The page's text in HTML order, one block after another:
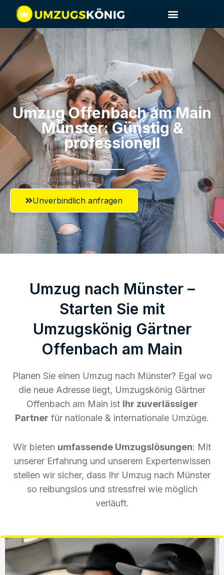
Umzug Offenbach am Main​
Münster: Günstig &
professionell​
Unverbindlich anfragen
Umzug nach Münster –
Starten Sie mit
Umzugskönig Gärtner
Offenbach am Main
Planen Sie einen Umzug nach Münster? Egal wo
die neue Adresse liegt, Umzugskönig Gärtner
Offenbach am Main ist Ihr zuverlässiger
Partner für nationale & internationale Umzüge.
Wir bieten umfassende Umzugslösungen: Mit
unserer Erfahrung und unserem Expertenwissen
stellen wir sicher, dass Ihr Umzug nach Münster
so reibungslos und stressfrei wie möglich
verläuft.